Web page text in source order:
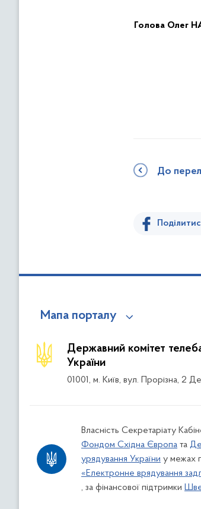
Голова Олег
До
Мапа порталу
Державний комітет
України
01001, м. Київ, вул. Прорізна, 2
Власність Секретаріату
Фондом Східна Європа та
урядування України у межах
«Електронне врядування
, за фінансової підтримки